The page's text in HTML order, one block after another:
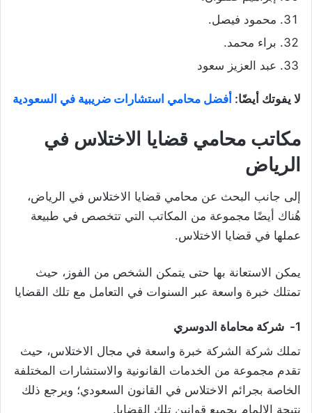
محمود فيصل.
براء محمد.
عبد العزيز سعود
لا يفوتك أيضًا: أفضل محامي استشارات ضريبية في السعودية
مكاتب محامي قضايا الاختلاس في
الرياض
إلى جانب البحث عن محامي قضايا الاختلاس في الرياض،
هُناك أيضًا مجموعة من المكاتب التي تتخصص في طبيعة
عملها في قضايا الاختلاس.
يمكن الاستعانة بها حتى يتمكن الشخص من الفوز، حيث
تمتلك خبرة واسعة عبر السنوات في التعامل مع تلك القضايا
1-
شركة محاماة الدوسري
تملك شركة الشركة خبرة واسعة في مجال الاختلاس، حيث
تقدم مجموعة من الخدمات القانونية والاستشارات المختلفة
الخاصة بجرائم الاختلاس في القانون السعودي؛ ويرجع ذلك
نتيجة الإلمام بجميع قوانين تلك القضايا.